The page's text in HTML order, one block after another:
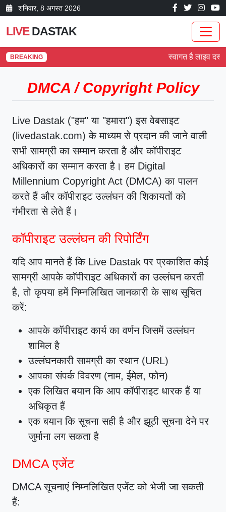
शनिवार, 8 अगस्त 2026
LIVEDASTAK
BREAKING स्वागत है लाइव
DMCA / Copyright Policy
Live Dastak ("हम" या "हमारा") इस वेबसाइट
(livedastak.com) के माध्यम से प्रदान की जाने वाली
सभी सामग्री का सम्मान करता है और कॉपीराइट
अधिकारों का सम्मान करता है। हम Digital
Millennium Copyright Act (DMCA) का पालन
करते हैं और कॉपीराइट उल्लंघन की शिकायतों को
गंभीरता से लेते हैं।
कॉपीराइट उल्लंघन की रिपोर्टिंग
यदि आप मानते हैं कि Live Dastak पर प्रकाशित कोई
सामग्री आपके कॉपीराइट अधिकारों का उल्लंघन करती
है, तो कृपया हमें निम्नलिखित जानकारी के साथ सूचित
करें:
आपके कॉपीराइट कार्य का वर्णन जिसमें उल्लंघन
शामिल है
उल्लंघनकारी सामग्री का स्थान (URL)
आपका संपर्क विवरण (नाम, ईमेल, फोन)
एक लिखित बयान कि आप कॉपीराइट धारक हैं या
अधिकृत हैं
एक बयान कि सूचना सही है और झूठी सूचना देने पर
जुर्माना लग सकता है
DMCA एजेंट
DMCA सूचनाएं निम्नलिखित एजेंट को भेजी जा सकती
हैं: